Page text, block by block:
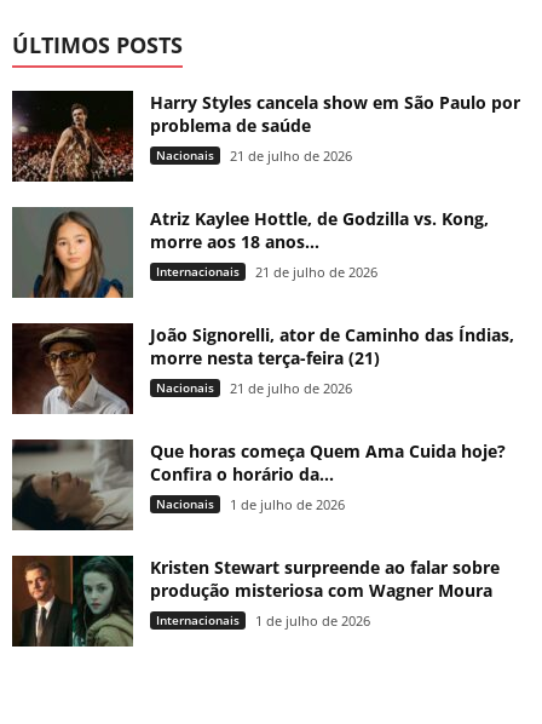
ÚLTIMOS POSTS
Harry Styles cancela show em São Paulo por
problema de saúde
Nacionais 21 de julho de 2026
Atriz Kaylee Hottle, de Godzilla vs. Kong,
morre aos 18 anos...
Internacionais 21 de julho de 2026
João Signorelli, ator de Caminho das Índias,
morre nesta terça-feira (21)
Nacionais 21 de julho de 2026
Que horas começa Quem Ama Cuida hoje?
Confira o horário da...
Nacionais 1 de julho de 2026
Kristen Stewart surpreende ao falar sobre
produção misteriosa com Wagner Moura
Internacionais 1 de julho de 2026